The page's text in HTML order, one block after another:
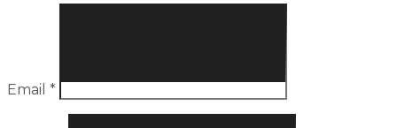
Email *